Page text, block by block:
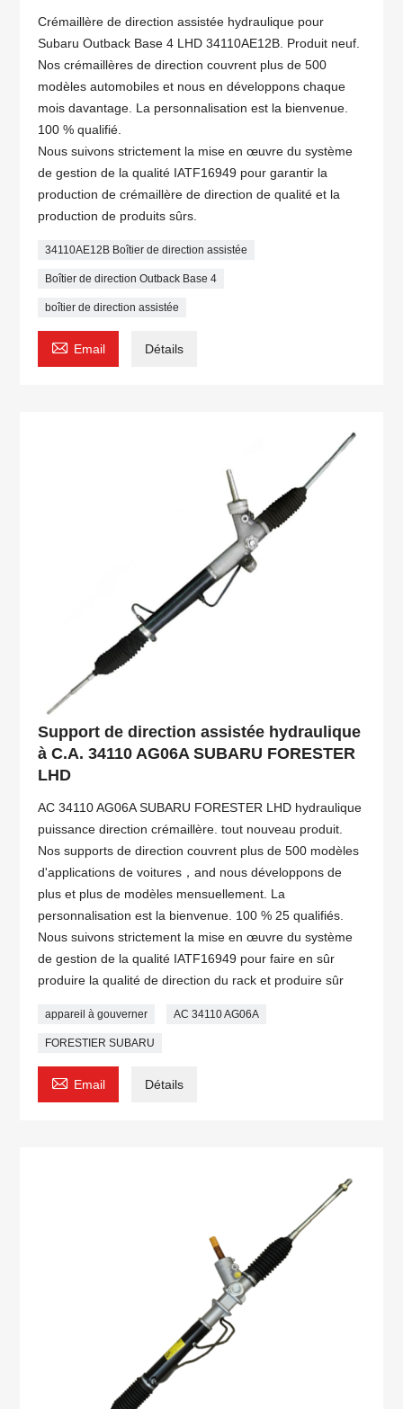
Crémaillère de direction assistée hydraulique pour
Subaru Outback Base 4 LHD 34110AE12B. Produit neuf.
Nos crémaillères de direction couvrent plus de 500
modèles automobiles et nous en développons chaque
mois davantage. La personnalisation est la bienvenue.
100 % qualifié.
Nous suivons strictement la mise en œuvre du système
de gestion de la qualité IATF16949 pour garantir la
production de crémaillère de direction de qualité et la
production de produits sûrs.
34110AE12B Boîtier de direction assistée
Boîtier de direction Outback Base 4
boîtier de direction assistée
 Email Détails
Support de direction assistée hydraulique
à C.A. 34110 AG06A SUBARU FORESTER
LHD
AC 34110 AG06A SUBARU FORESTER LHD hydraulique
puissance direction crémaillère. tout nouveau produit.
Nos supports de direction couvrent plus de 500 modèles
d'applications de voitures，and nous développons de
plus et plus de modèles mensuellement. La
personnalisation est la bienvenue. 100 % 25 qualifiés.
Nous suivons strictement la mise en œuvre du système
de gestion de la qualité IATF16949 pour faire en sûr
produire la qualité de direction du rack et produire sûr
appareil à gouverner AC 34110 AG06A
FORESTIER SUBARU
 Email Détails